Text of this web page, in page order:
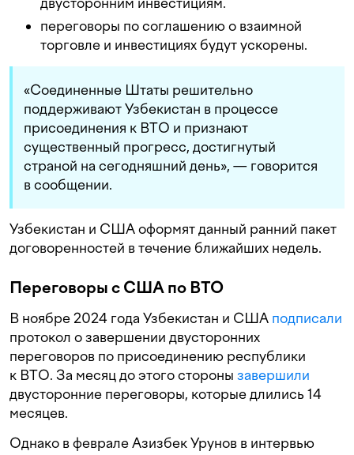
переговоры по соглашению о взаимной
торговле и инвестициях будут ускорены.
«Соединенные Штаты решительно
поддерживают Узбекистан в процессе
присоединения к ВТО и признают
существенный прогресс, достигнутый
страной на сегодняшний день», — говорится
в сообщении.
Узбекистан и США оформят данный ранний пакет
договоренностей в течение ближайших недель.
Переговоры с США по ВТО
В ноябре 2024 года Узбекистан и США подписали
протокол о завершении двусторонних
переговоров по присоединению республики
к ВТО. За месяц до этого стороны завершили
двусторонние переговоры, которые длились 14
месяцев.
Однако в феврале Азизбек Урунов в интервью